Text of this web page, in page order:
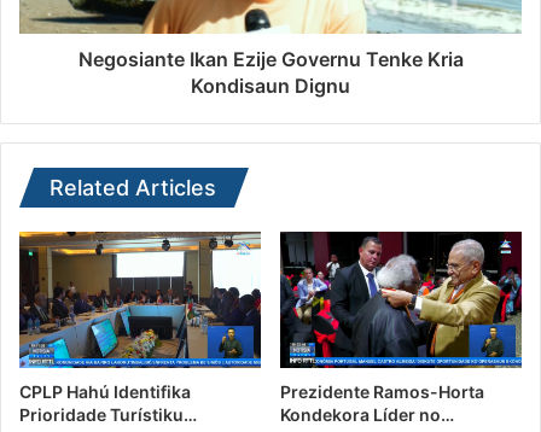
Negosiante Ikan Ezije Governu Tenke Kria
Kondisaun Dignu
Related Articles
CPLP Hahú Identifika
Prioridade Turístiku…
Prezidente Ramos-Horta
Kondekora Líder no…